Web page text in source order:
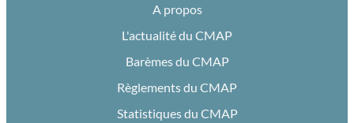
A propos
L'actualité du CMAP
Barèmes du CMAP
Règlements du CMAP
Statistiques du CMAP